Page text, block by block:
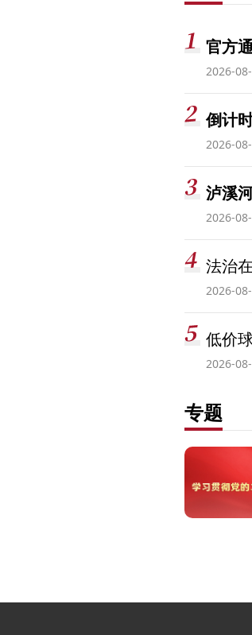
官方
2026-
倒计
2026-
泸溪
2026-
法治
2026-
低价
2026-
专题